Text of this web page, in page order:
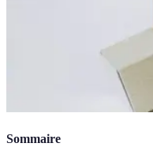
Sommaire